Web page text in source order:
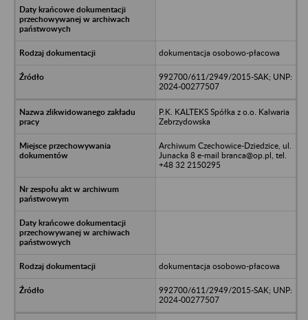
dokumentacja osobowo-płacowa
992700/611/2949/2015-SAK; UNP:
2024-00277507
P.K. KALTEKS Spółka z o.o. Kalwaria
Zebrzydowska
Archiwum Czechowice-Dziedzice, ul.
Junacka 8 e-mail branca@op.pl, tel.
+48 32 2150295
dokumentacja osobowo-płacowa
992700/611/2949/2015-SAK; UNP:
2024-00277507